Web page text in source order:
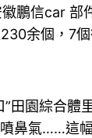
鵬信car
余個，7
園綜合
鼻氣……這